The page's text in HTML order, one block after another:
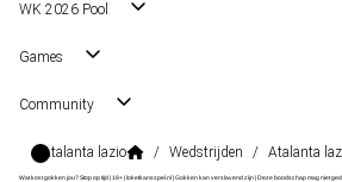
WK 2026 Pool
Games
Community
Atalanta lazio / Wedstrijden / Atalanta
Wat kost gokken jou? Stop op tijd | 18+ | loketkansspel.nl | Gokken kan verslavend zijn | Deze boodschap mag niet